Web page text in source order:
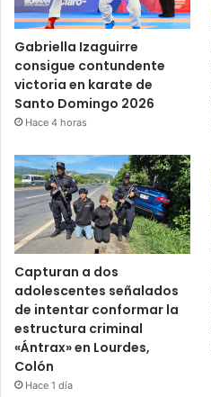
Gabriella Izaguirre
consigue contundente
victoria en karate de
Santo Domingo 2026
Hace 4 horas
Capturan a dos
adolescentes señalados
de intentar conformar la
estructura criminal
«Ántrax» en Lourdes,
Colón
Hace 1 día